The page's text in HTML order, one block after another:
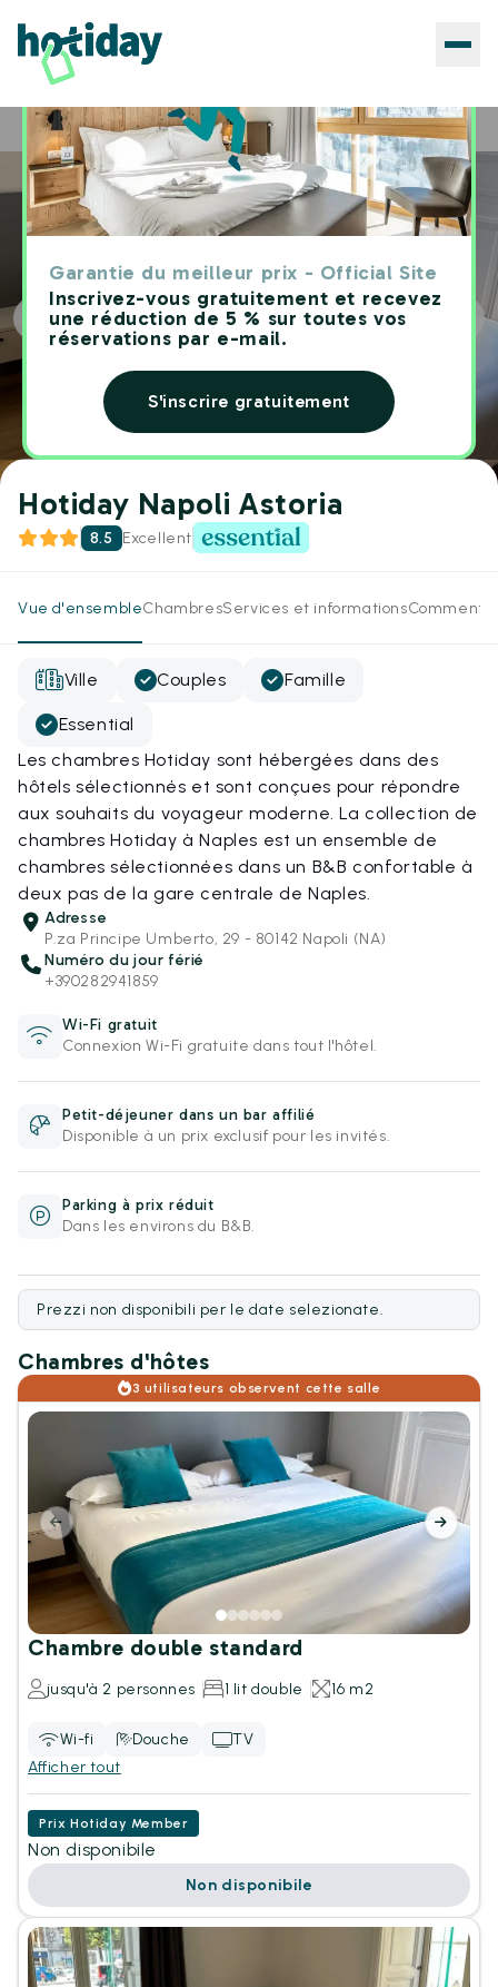
Garantie du meilleur prix - Official Site
Inscrivez-vous gratuitement et recevez
une réduction de 5 % sur toutes vos
réservations par e-mail.
S'inscrire gratuitement
Home Hôtels Hotiday Napoli Astoria
Hotiday Napoli Astoria
8.5 Excellent
Vue d'ensembleChambresServices et informations
Ville Couples Famille
Essential
Les chambres Hotiday sont hébergées dans des
hôtels sélectionnés et sont conçues pour répondre
aux souhaits du voyageur moderne. La collection de
chambres Hotiday à Naples est un ensemble de
chambres sélectionnées dans un B&B confortable à
deux pas de la gare centrale de Naples.
Adresse
P.za Principe Umberto, 29 - 80142 Napoli (NA)
Numéro du jour férié
+390282941859
Wi-Fi gratuit
Connexion Wi-Fi gratuite dans tout l'hôtel.
Petit-déjeuner dans un bar affilié
Disponible à un prix exclusif pour les invités.
Parking à prix réduit
Dans les environs du B&B.
Prezzi non disponibili per le date selezionate.
Chambres d'hôtes
3 utilisateurs observent cette salle
Chambre double standard
jusqu'à 2 personnes 1 lit double 16 m2
Wi-fi Douche
TV
Afficher tout
Prix Hotiday Member
Non disponibile
Non disponibile